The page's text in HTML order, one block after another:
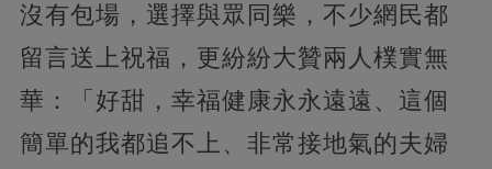
沒有包場，選擇與眾同樂，不少網民都
留言送上祝福，更紛紛大贊兩人樸實無
華：「好甜，幸福健康永永遠遠、這個
簡單的我都追不上、非常接地氣的夫婦